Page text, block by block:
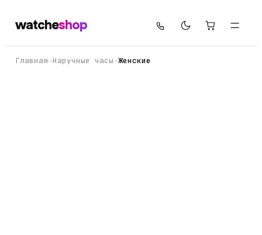
watcheshop
Главная→Наручные часы→Женские